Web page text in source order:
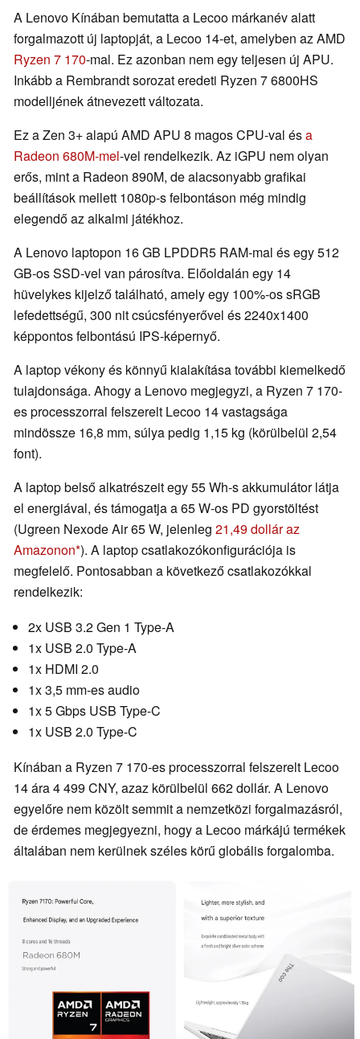
A Lenovo Kínában bemutatta a Lecoo márkanév alatt
forgalmazott új laptopját, a Lecoo 14-et, amelyben az AMD
Ryzen 7 170-mal. Ez azonban nem egy teljesen új APU.
Inkább a Rembrandt sorozat eredeti Ryzen 7 6800HS
modelljének átnevezett változata.
Ez a Zen 3+ alapú AMD APU 8 magos CPU-val ésa
Radeon 680M-mel-vel rendelkezik. Az iGPU nem olyan
erős, mint a Radeon 890M, de alacsonyabb grafikai
beállítások mellett 1080p-s felbontáson még mindig
elegendő az alkalmi játékhoz.
A Lenovo laptopon 16 GB LPDDR5 RAM-mal és egy 512
GB-os SSD-vel van párosítva. Előoldalán egy 14
hüvelykes kijelző található, amely egy 100%-os sRGB
lefedettségű, 300 nit csúcsfényerővel és 2240x1400
képpontos felbontású IPS-képernyő.
A laptop vékony és könnyű kialakítása további kiemelkedő
tulajdonsága. Ahogy a Lenovo megjegyzi, a Ryzen 7 170-
es processzorral felszerelt Lecoo 14 vastagsága
mindössze 16,8 mm, súlya pedig 1,15 kg (körülbelül 2,54
font).
A laptop belső alkatrészeit egy 55 Wh-s akkumulátor látja
el energiával, és támogatja a 65 W-os PD gyorstöltést
(Ugreen Nexode Air 65 W, jelenleg 21,49 dollár az
Amazonon ). A laptop csatlakozókonfigurációja is
megfelelő. Pontosabban a következő csatlakozókkal
rendelkezik:
2x USB 3.2 Gen 1 Type-A
1x USB 2.0 Type-A
1x HDMI 2.0
1x 3,5 mm-es audio
1x 5 Gbps USB Type-C
1x USB 2.0 Type-C
Kínában a Ryzen 7 170-es processzorral felszerelt Lecoo
14 ára 4 499 CNY, azaz körülbelül 662 dollár. A Lenovo
egyelőre nem közölt semmit a nemzetközi forgalmazásról,
de érdemes megjegyezni, hogy a Lecoo márkájú termékek
általában nem kerülnek széles körű globális forgalomba.